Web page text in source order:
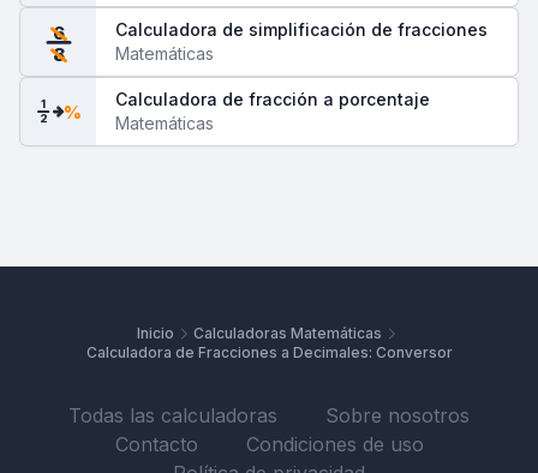
6
8
Calculadora de simplificación de fracciones
Matemáticas
1
2 %
Calculadora de fracción a porcentaje
Matemáticas
Inicio
Calculadoras Matemáticas
Calculadora de Fracciones a Decimales: Conversor
Todas las calculadoras
Sobre nosotros
Contacto
Condiciones de uso